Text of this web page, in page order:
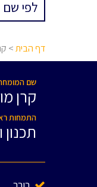
דף הבית>
שם
קרן
התמחות
תכנון